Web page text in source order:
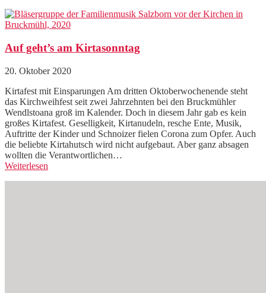
Auf geht’s am Kirtasonntag
20. Oktober 2020
Kirtafest mit Einsparungen Am dritten Oktoberwochenende steht
das Kirchweihfest seit zwei Jahrzehnten bei den Bruckmühler
Wendlstoana groß im Kalender. Doch in diesem Jahr gab es kein
großes Kirtafest. Geselligkeit, Kirtanudeln, resche Ente, Musik,
Auftritte der Kinder und Schnoizer fielen Corona zum Opfer. Auch
die beliebte Kirtahutsch wird nicht aufgebaut. Aber ganz absagen
wollten die Verantwortlichen…
Weiterlesen